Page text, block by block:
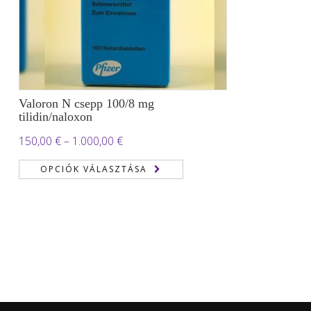
Valoron N csepp 100/8 mg
tilidin/naloxon
150,00 €– 1.000,00 €Ártartomány:
150,00 €
-
OPCIÓK VÁLASZTÁSA